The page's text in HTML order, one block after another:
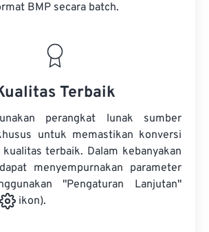
BMP secara batch.
Terbaik
perangkat lunak sumber
untuk memastikan konversi
terbaik. Dalam kebanyakan
menyempurnakan parameter
"Pengaturan Lanjutan"
ikon).